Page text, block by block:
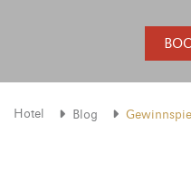
Hotel Blog